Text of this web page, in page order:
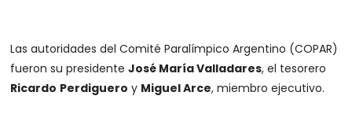
Las autoridades del Comité Paralímpico Argentino (COPAR)
fueron su presidenteJosé María Valladares, el tesorero
Ricardo Perdiguero y Miguel Arce, miembro ejecutivo.